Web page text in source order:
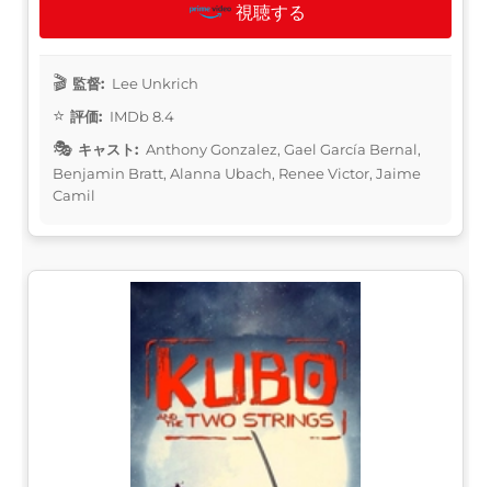
視聴する
監督: Lee Unkrich
評価: IMDb 8.4
キャスト: Anthony Gonzalez, Gael García Bernal,
Benjamin Bratt, Alanna Ubach, Renee Victor, Jaime
Camil